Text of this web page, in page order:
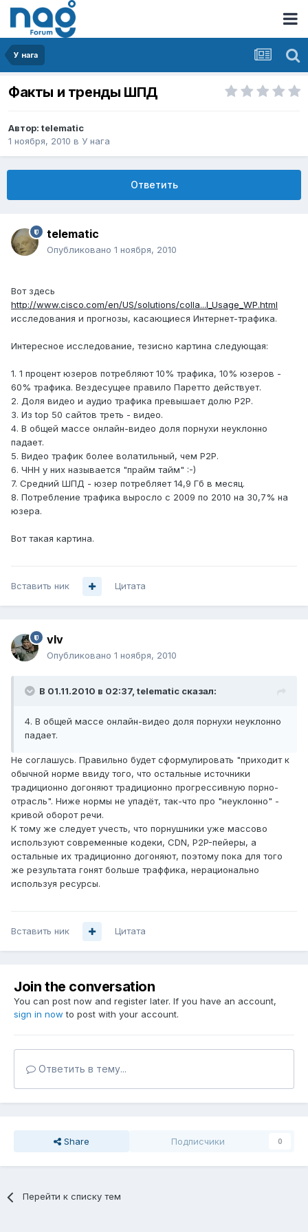
У нага
Факты и тренды ШПД
Автор: telematic
1 ноября, 2010 в У нага
Ответить
telematic
Опубликовано 1 ноября, 2010
Вот здесь
http://www.cisco.com/en/US/solutions/colla...I_Usage_WP.html
исследования и прогнозы, касающиеся Интернет-трафика.
Интересное исследование, тезисно картина следующая:
1. 1 процент юзеров потребляют 10% трафика, 10% юзеров -
60% трафика. Вездесущее правило Паретто действует.
2. Доля видео и аудио трафика превышает долю P2P.
3. Из top 50 сайтов треть - видео.
4. В общей массе онлайн-видео доля порнухи неуклонно
падает.
5. Видео трафик более волатильный, чем P2P.
6. ЧНН у них называется "прайм тайм" :-)
7. Средний ШПД - юзер потребляет 14,9 Гб в месяц.
8. Потребление трафика выросло с 2009 по 2010 на 30,7% на
юзера.
Вот такая картина.
Вставить ник Цитата
vIv
Опубликовано 1 ноября, 2010
В 01.11.2010 в 02:37, telematic сказал:
4. В общей массе онлайн-видео доля порнухи неуклонно
падает.
Не соглашусь. Правильно будет сформулировать "приходит к
обычной норме ввиду того, что остальные источники
традиционно догоняют традиционно прогрессивную порно-
отрасль". Ниже нормы не упадёт, так-что про "неуклонно" -
кривой оборот речи.
К тому же следует учесть, что порнушники уже массово
используют современные кодеки, CDN, P2P-пейеры, а
остальные их традиционно догоняют, поэтому пока для того
же результата гонят больше траффика, нерационально
используя ресурсы.
Вставить ник Цитата
Join the conversation
You can post now and register later. If you have an account,
sign in now to post with your account.
Ответить в тему...
Share Подписчики 0
Перейти к списку тем